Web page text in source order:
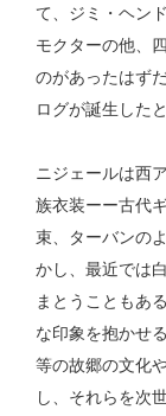
て、ジミ・ヘン
モクターの他、
のがあったはず
ログが誕生した
ニジェールは西
族衣装ーー古代
束、ターバンの
かし、最近では
まとうこともあ
な印象を抱かせ
等の故郷の文化
し、それらを次